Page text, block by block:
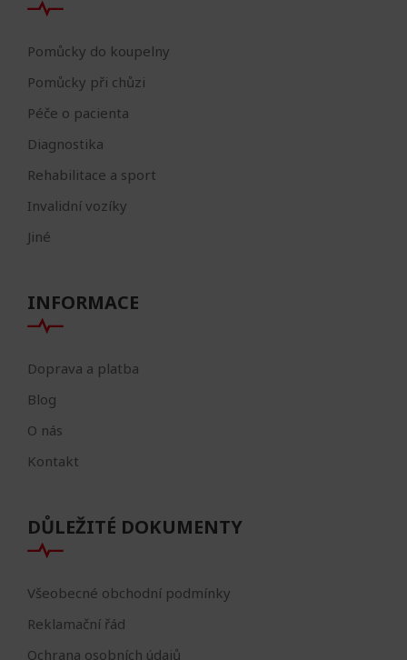
Pomůcky do koupelny
Pomůcky při chůzi
Péče o pacienta
Diagnostika
Rehabilitace a sport
Invalidní vozíky
Jiné
INFORMACE
Doprava a platba
Blog
O nás
Kontakt
DŮLEŽITÉ DOKUMENTY
Všeobecné obchodní podmínky
Reklamační řád
Ochrana osobních údajů